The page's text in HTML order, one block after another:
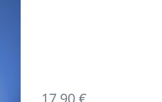
17,90 €